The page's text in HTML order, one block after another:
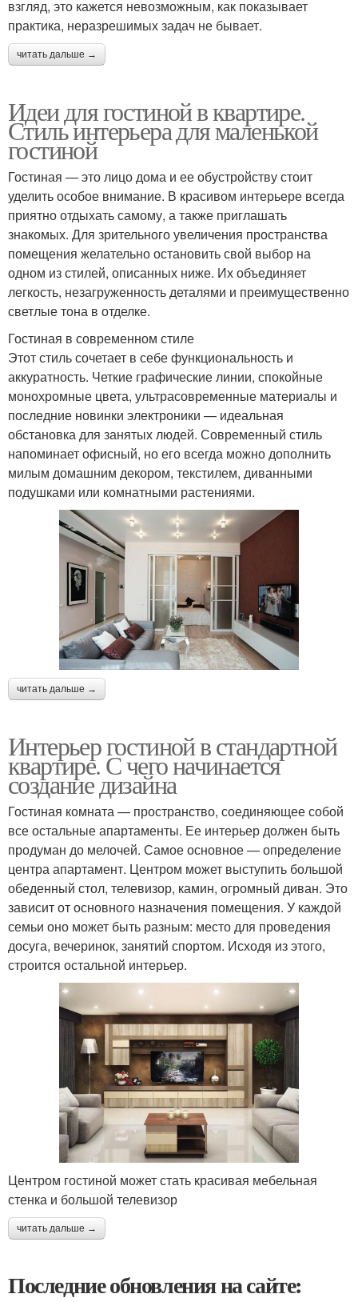
взгляд, это кажется невозможным, как показывает
практика, неразрешимых задач не бывает.
читать дальше →
Идеи для гостиной в квартире.
Стиль интерьера для маленькой
гостиной
Гостиная — это лицо дома и ее обустройству стоит
уделить особое внимание. В красивом интерьере всегда
приятно отдыхать самому, а также приглашать
знакомых. Для зрительного увеличения пространства
помещения желательно остановить свой выбор на
одном из стилей, описанных ниже. Их объединяет
легкость, незагруженность деталями и преимущественно
светлые тона в отделке.
Гостиная в современном стиле
Этот стиль сочетает в себе функциональность и
аккуратность. Четкие графические линии, спокойные
монохромные цвета, ультрасовременные материалы и
последние новинки электроники — идеальная
обстановка для занятых людей. Современный стиль
напоминает офисный, но его всегда можно дополнить
милым домашним декором, текстилем, диванными
подушками или комнатными растениями.
читать дальше →
Интерьер гостиной в стандартной
квартире. С чего начинается
создание дизайна
Гостиная комната — пространство, соединяющее собой
все остальные апартаменты. Ее интерьер должен быть
продуман до мелочей. Самое основное — определение
центра апартамент. Центром может выступить большой
обеденный стол, телевизор, камин, огромный диван. Это
зависит от основного назначения помещения. У каждой
семьи оно может быть разным: место для проведения
досуга, вечеринок, занятий спортом. Исходя из этого,
строится остальной интерьер.
Центром гостиной может стать красивая мебельная
стенка и большой телевизор
читать дальше →
Последние обновления на сайте: